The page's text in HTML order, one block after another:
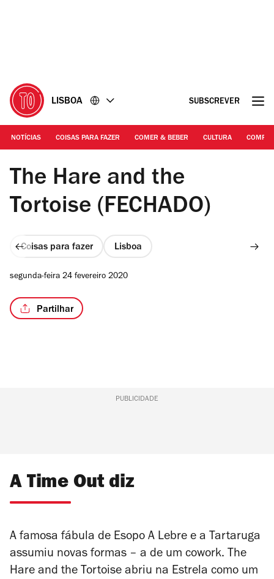
LISBOA SUBSCREVER
NOTÍCIAS COISAS PARA FAZER COMER & BEBER CULTURA
Manuel Manso
The Hare and the
Tortoise (FECHADO)
Coisas para fazer Lisboa
segunda-feira 24 fevereiro 2020
Partilhar
PUBLICIDADE
A Time Out diz
A famosa fábula de Esopo A Lebre e a Tartaruga
assumiu novas formas – a de um cowork. The
Hare and the Tortoise abriu na Estrela como um